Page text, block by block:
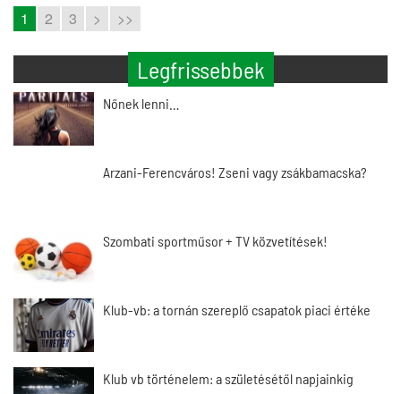
1 2 3 > >>
Legfrissebbek
Nőnek lenni…
Arzani-Ferencváros! Zseni vagy zsákbamacska?
Szombati sportműsor + TV közvetítések!
Klub-vb: a tornán szereplő csapatok piaci értéke
Klub vb történelem: a születésétől napjainkig